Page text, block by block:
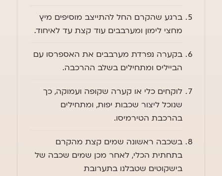
ברגע שהקרם החל להתייצב מוסיפים מיץ
מחצי לימון ומערבבים עוד קצת עד לאיחוד.
בקערה נפרדת מערבבים את האספרסו עם
הבייליס ומתחילים בשלב ההרכבה.
לוקחים כלי או קערה שקופה ועמוקה, כך
שנוכל ליצור שכבות יפות, ומתחילים
בהרכבת הטירמיסו.
בשכבה ראשונה שמים קצת מהקרם
בתחתית הכלי, לאחר מכן שמים שכבה של
בישקוטים שטבלנו בתערובת